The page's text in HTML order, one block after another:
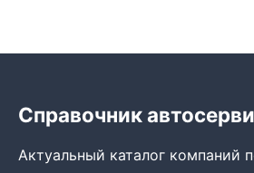
Справочник
Актуальный каталог компаний